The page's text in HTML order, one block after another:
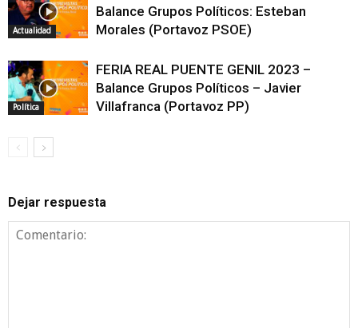
Actualidad
Balance Grupos Políticos: Esteban
Morales (Portavoz PSOE)
Política
FERIA REAL PUENTE GENIL 2023 –
Balance Grupos Políticos – Javier
Villafranca (Portavoz PP)
Dejar respuesta